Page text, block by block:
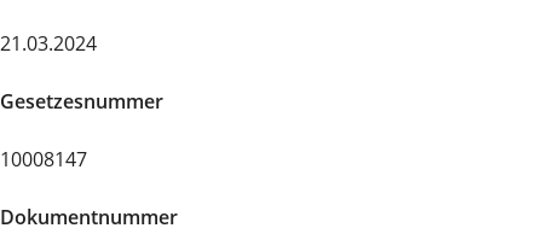
21.03.2024
Gesetzesnummer
10008147
Dokumentnummer